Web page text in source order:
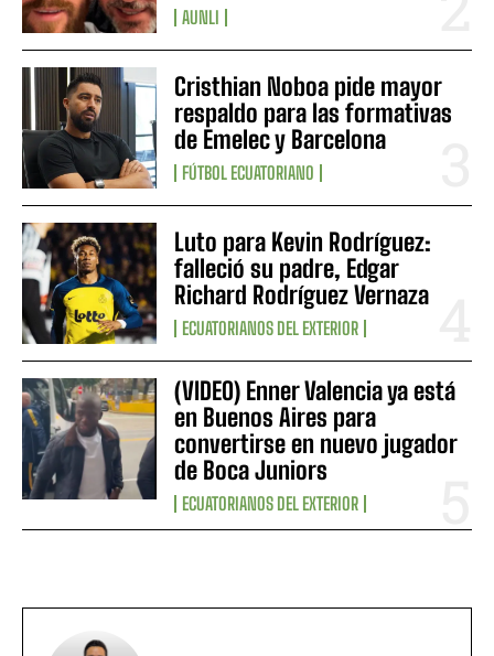
AUNLI
Cristhian Noboa pide mayor
respaldo para las formativas
de Emelec y Barcelona
FÚTBOL ECUATORIANO
Luto para Kevin Rodríguez:
falleció su padre, Edgar
Richard Rodríguez Vernaza
ECUATORIANOS DEL EXTERIOR
(VIDEO) Enner Valencia ya está
en Buenos Aires para
convertirse en nuevo jugador
de Boca Juniors
ECUATORIANOS DEL EXTERIOR